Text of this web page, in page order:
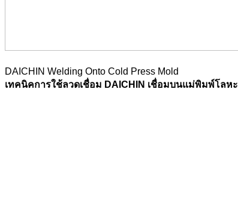
DAICHIN Welding Onto Cold Press Mold
เทคนิคการใช้ลวดเชื่อม DAICHIN เชื่อมบนแม่พิมพ์โลหะ